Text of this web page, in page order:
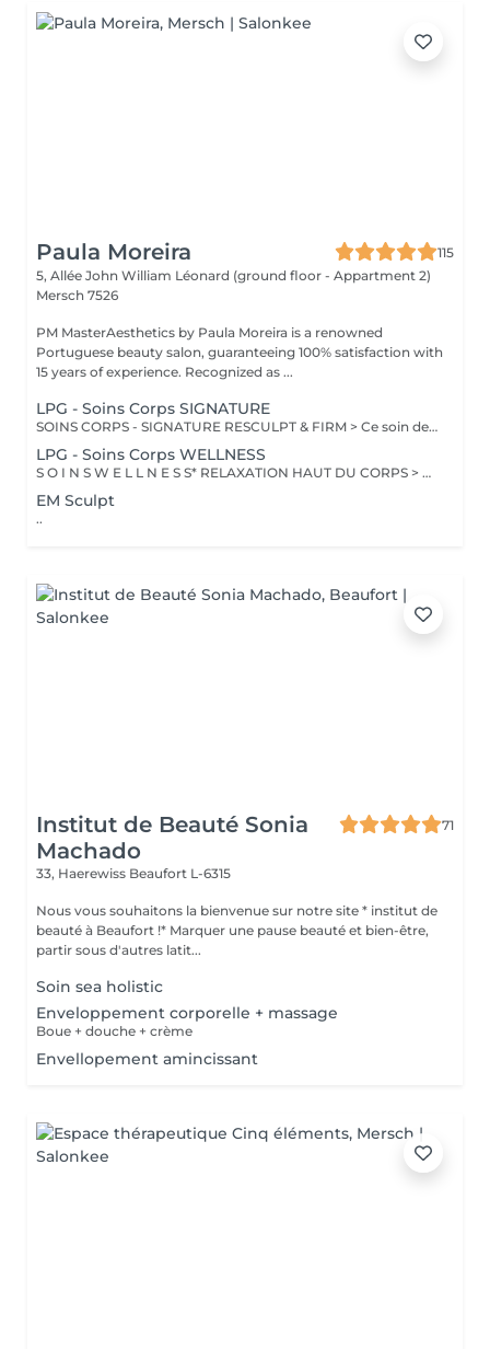
Paula Moreira
115
5, Allée John William Léonard (ground floor - Appartment 2)
Mersch 7526
PM MasterAesthetics by Paula Moreira is a renowned
Portuguese beauty salon, guaranteeing 100% satisfaction with
15 years of experience. Recognized as ...
LPG - Soins Corps SIGNATURE
SOINS CORPS - SIGNATURE RESCULPT & FIRM > Ce soin de l'ensemble du corps raffermit la peau et redonne du galbe aux courbes pour retrouver une silhouette resculptée et plus ferme tout en procurant un grand moment de bien-être. CELLULITE LISSANT > Ce soin ciblé déstocke les graisses localisées, défibrose et assouplit les tissus pour traiter efficacement la cellulite adipeuse et fibreuse tout en procurant un grand moment de bien-être. DÉCOUVERTE Ce soin propose une introduction à la technique endermologie® afin de découvrir le potentiel des différentes stimulations cellulaires et les sensations uniques qu'elles procurent. BILAN PERSONNALISÉ Tout programme de soin endermologie® corps commence par un bilan ultra-précis, avec l'application professionnelle ENDERMOLINK. Il se déroule en trois étapes clés : 1. Décryptage de votre mode de vie. 2. Analyse pointue de l'état de votre peau. 3. Création de votre programme sur-mesure.
LPG - Soins Corps WELLNESS
S O I N S W E L L N E S S* RELAXATION HAUT DU CORPS > Ce soin favorise un relâchement profond des tensions dans le dos, la nuque, les épaules et le cuir chevelu pour apporter une relaxation complète et une sensation de bien-être global revitalisante. DÉTOX DRAINANT > Ce soin active les échanges circulatoires pour agir sur la rétention d'eau et éliminer les toxines, offrant un effet dynamisant et une sensation de légèreté aux jambes. VITALITÉ STRESS SOMMEIL > Ce soin de l'ensemble du corps diminue le stress, augmente la vitalité et améliore la qualité du sommeil pour apporter un mieux-être global tout en renforçant les défenses naturelles. RECUP DEEP TISSUE > En agissant sur les tissus profonds, ce soin soulage les tensions musculaires et favorise une meilleure récupération sportive en diminuant les courbatures. INTENSE WELLNESS > Ce soin de l'ensemble du corps détend les zones de tensions musculaires et favorise un lâcher prise total, offrant ainsi une relaxation profonde et une sensation de bien-être intensifi ée.
EM Sculpt
..
Institut de Beauté Sonia
Machado
71
33, Haerewiss Beaufort L-6315
Nous vous souhaitons la bienvenue sur notre site * institut de
beauté à Beaufort !* Marquer une pause beauté et bien-être,
partir sous d'autres latit...
Soin sea holistic
Enveloppement corporelle + massage
Boue + douche + crème
Envellopement amincissant